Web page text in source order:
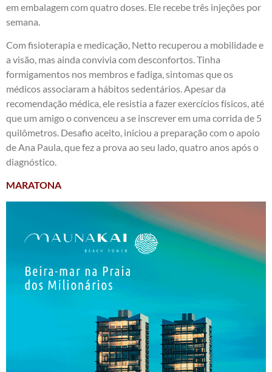
em embalagem com quatro doses. Ele recebe três injeções por
semana.
Com fisioterapia e medicação, Netto recuperou a mobilidade e
a visão, mas ainda convivia com desconfortos. Tinha
formigamentos nos membros e fadiga, sintomas que os
médicos associaram a hábitos sedentários. Apesar da
recomendação médica, ele resistia a fazer exercícios físicos, até
que um amigo o convenceu a se inscrever em uma corrida de 5
quilômetros. Desafio aceito, iniciou a preparação com o apoio
de Ana Paula, que fez a prova ao seu lado, quatro anos após o
diagnóstico.
MARATONA